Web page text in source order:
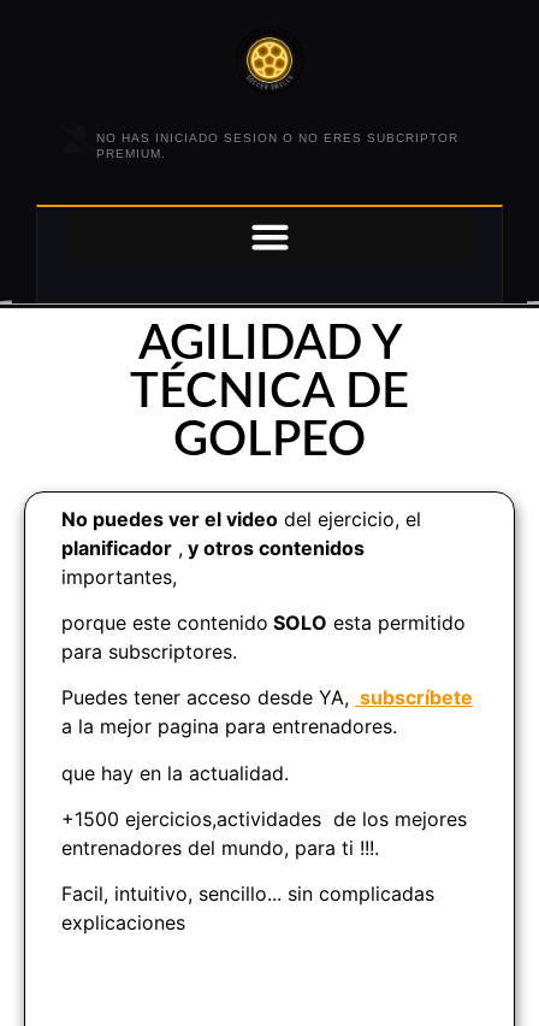
NO HAS INICIADO SESION O NO ERES SUBCRIPTOR
PREMIUM.
AGILIDAD Y
TÉCNICA DE
GOLPEO
No puedes ver el video del ejercicio, el
planificador , y otros contenidos
importantes,
porque este contenido SOLO esta permitido
para subscriptores.
Puedes tener acceso desde YA, subscríbete
a la mejor pagina para entrenadores.
que hay en la actualidad.
+1500 ejercicios,actividades de los mejores
entrenadores del mundo, para ti !!!.
Facil, intuitivo, sencillo... sin complicadas
explicaciones